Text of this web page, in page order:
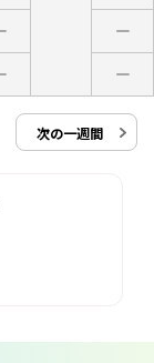
次の一週間